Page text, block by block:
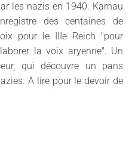
les nazis en 1940. Karnau
des centaines de
pour le IIIe Reich "pour
la voix aryenne". Un
qui découvre un pans
A lire pour le devoir de